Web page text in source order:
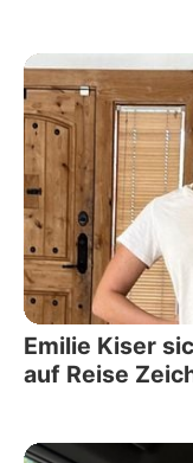
Emilie Kiser
auf Reise